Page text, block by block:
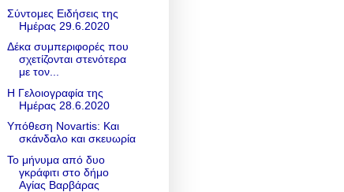
Σύντομες Ειδήσεις της
Ημέρας 29.6.2020
Δέκα συμπεριφορές που
σχετίζονται στενότερα
με τον...
Η Γελοιογραφία της
Ημέρας 28.6.2020
Υπόθεση Νοvartis: Και
σκάνδαλο και σκευωρία
Το μήνυμα από δυο
γκράφιτι στο δήμο
Αγίας Βαρβάρας